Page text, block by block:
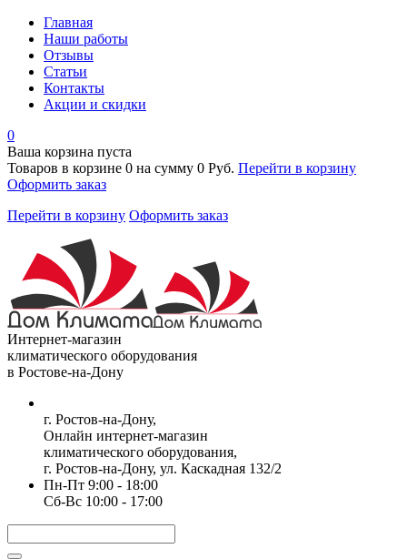
Главная
Наши работы
Отзывы
Статьи
Контакты
Акции и скидки
0
Ваша корзина пуста
Товаров в корзине 0 на сумму 0 Руб. Перейти в корзину
Оформить заказ
Перейти в корзину Оформить заказ
Интернет-магазин
климатического оборудования
в Ростове-на-Дону
г. Ростов-на-Дону,
Онлайн интернет-магазин
климатического оборудования,
г. Ростов-на-Дону, ул. Каскадная 132/2
Пн-Пт 9:00 - 18:00
Сб-Вс 10:00 - 17:00